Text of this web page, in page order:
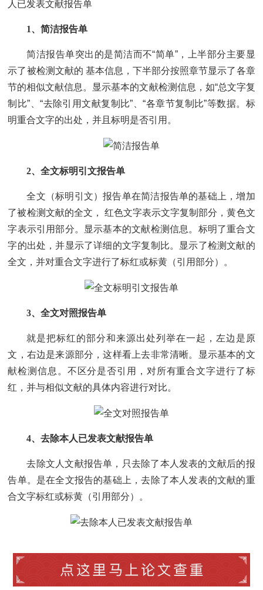
人已发表文献报告单
1、简洁报告单
简洁报告单突出的是简洁而不“简单”，上半部分主要显
示了被检测文献的 基本信息，下半部分按照章节显示了各章
节的相似文献信息。显示基本的文献检测信息，如“总文字复
制比”、“去除引用文献复制比”、“各章节复制比”等数据。标
明重合文字的出处，并且标明是否引用。
2、全文标明引文报告单
全文（标明引文）报告单在简洁报告单的基础上，增加
了被检测文献的全文， 红色文字表示文字复制部分，黄色文
字表示引用部分。显示基本的文献检测信息。标明了重合文
字的出处，并显示了详细的文字复制比。显示了检测文献的
全文，并对重合文字进行了标红或标黄（引用部分）。
3、全文对照报告单
就是把标红的部分和来源出处列举在一起，左边是原
文，右边是来源部分，这样看上去非常清晰。显示基本的文
献检测信息。不区分是否引用，对所有重合文字进行了标
红，并与相似文献的具体内容进行对比。
4、去除本人已发表文献报告单
去除文人文献报告单，只去除了本人发表的文献后的报
告单。是在全文报告的基础上，去除了本人发表的文献的重
合文字标红或标黄（引用部分）。